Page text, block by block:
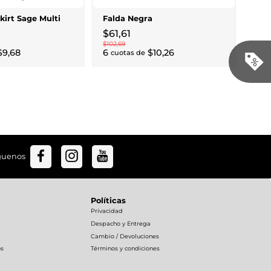
Sage Multi
9,68
Falda Negra
$61,61
$102,69
6 cuotas de $10,26
Políticas
Privacidad
Despacho y Entrega
Cambio / Devoluciones
Términos y condiciones